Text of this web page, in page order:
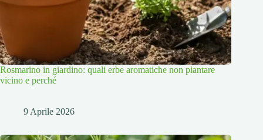
Rosmarino in giardino: quali erbe aromatiche non piantare
vicino e perché
9 Aprile 2026